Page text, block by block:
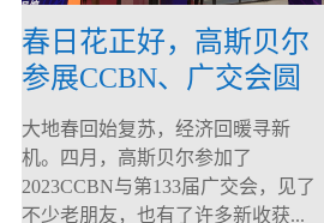
春日花正好，高斯贝尔
参展CCBN、广交会圆
满落幕！
大地春回始复苏，经济回暖寻新
机。四月，高斯贝尔参加了
2023CCBN与第133届广交会，见了
不少老朋友，也有了许多新收获...